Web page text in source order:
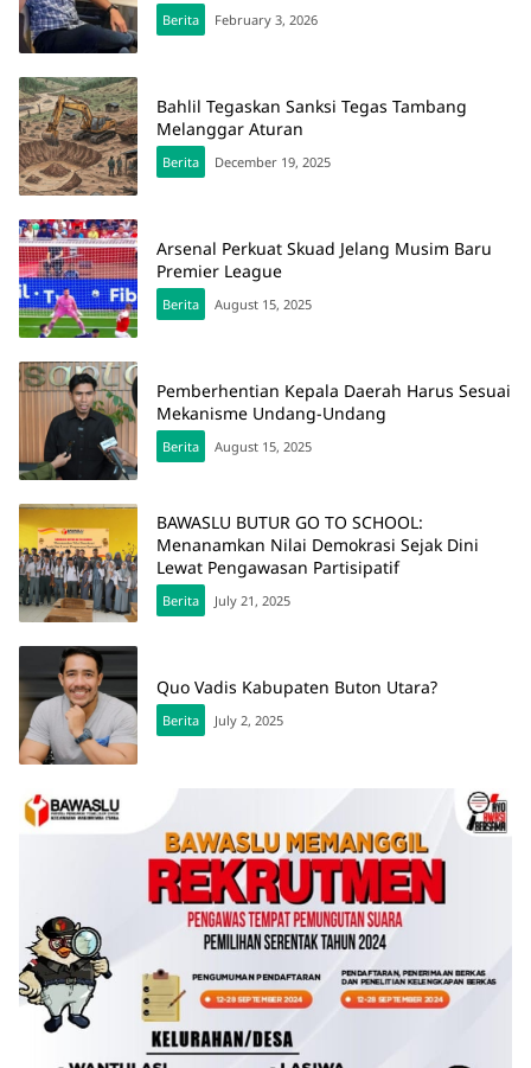
Berita February 3, 2026
Bahlil Tegaskan Sanksi Tegas Tambang
Melanggar Aturan
Berita December 19, 2025
Arsenal Perkuat Skuad Jelang Musim Baru
Premier League
Berita August 15, 2025
Pemberhentian Kepala Daerah Harus Sesuai
Mekanisme Undang-Undang
Berita August 15, 2025
BAWASLU BUTUR GO TO SCHOOL:
Menanamkan Nilai Demokrasi Sejak Dini
Lewat Pengawasan Partisipatif
Berita July 21, 2025
Quo Vadis Kabupaten Buton Utara?
Berita July 2, 2025